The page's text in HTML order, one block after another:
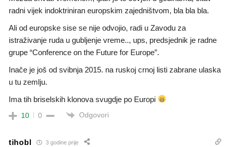
radni vijek indoktriniran europskim zajedništvom, bla bla bla.
Ali od europske sise se nije odvojio, radi u Zavodu za
istraživanje ruda u gubljenje vreme.., ups, predsjednik je radne
grupe “Conference on the Future for Europe”.
Inače je još od svibnja 2015. na ruskoj crnoj listi zabrane ulaska
u tu zemlju.
Ima tih briselskih klonova svugdje po Europi
10 0 Odgovori
tihobl 3 godine prije